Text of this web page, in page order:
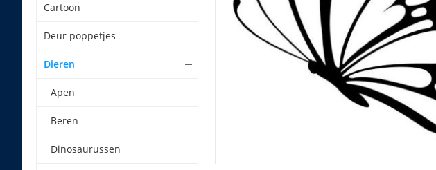
Cartoon
Deur poppetjes
Dieren
Apen
Beren
Dinosaurussen